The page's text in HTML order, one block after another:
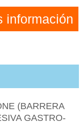
información
(BARRERA
GASTRO-